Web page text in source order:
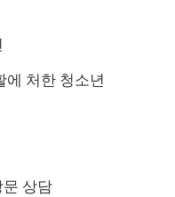
처한 청소년
상담